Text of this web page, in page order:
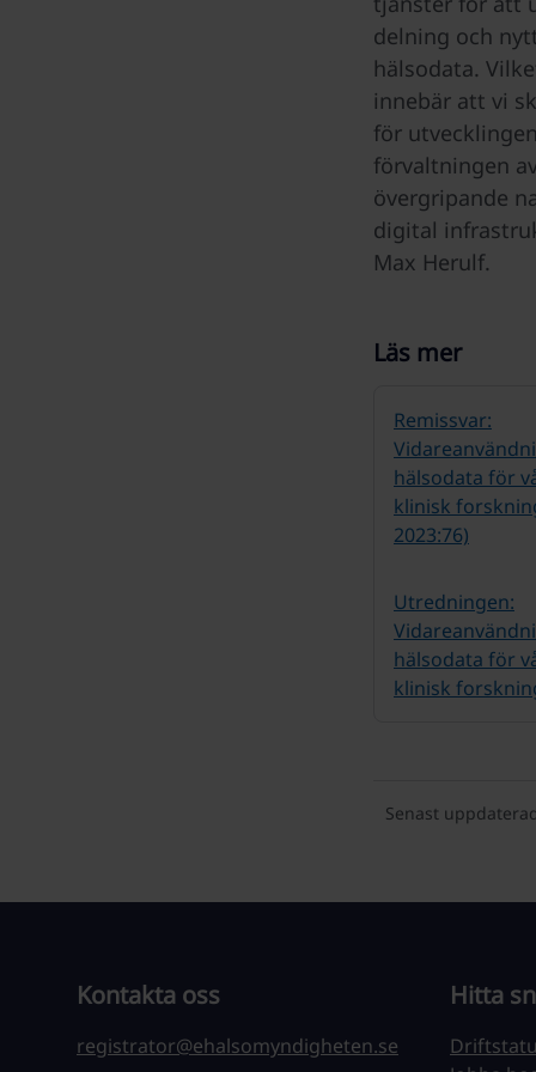
delning och
hälsodata.
innebär att vi
för
förvaltningen
övergripande
digital
Max Herulf.
Läs mer
Remissvar:
hälsodata för
klinisk
2023:76)
Utredningen:
hälsodata för
klinisk
Senast
Kontakta oss
registrator@ehalsomyndigheten.se
Hitta